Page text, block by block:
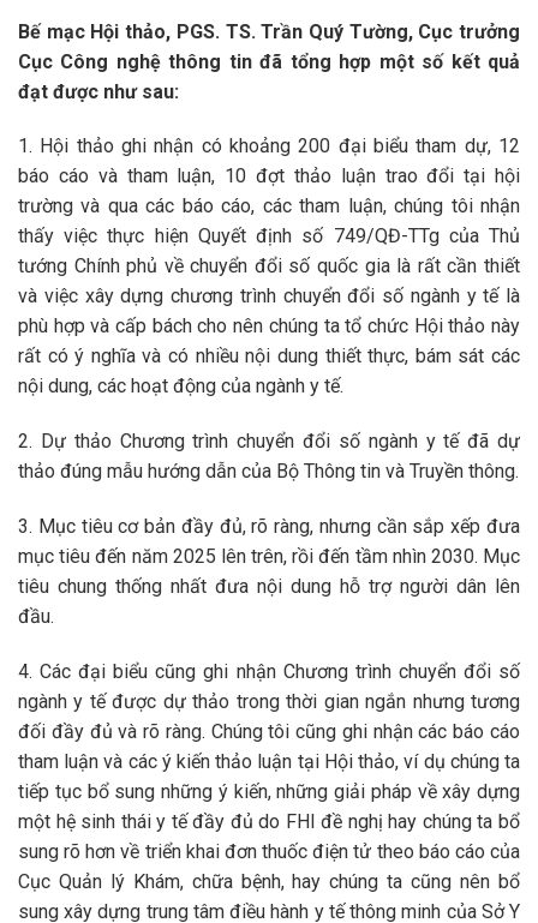
Bế mạc Hội thảo, PGS. TS. Trần Quý Tường, Cục trưởng
Cục Công nghệ thông tin đã tổng hợp một số kết quả
đạt được như sau:
1. Hội thảo ghi nhận có khoảng 200 đại biểu tham dự, 12
báo cáo và tham luận, 10 đợt thảo luận trao đổi tại hội
trường và qua các báo cáo, các tham luận, chúng tôi nhận
thấy việc thực hiện Quyết định số 749/QĐ-TTg của Thủ
tướng Chính phủ về chuyển đổi số quốc gia là rất cần thiết
và việc xây dựng chương trình chuyển đổi số ngành y tế là
phù hợp và cấp bách cho nên chúng ta tổ chức Hội thảo này
rất có ý nghĩa và có nhiều nội dung thiết thực, bám sát các
nội dung, các hoạt động của ngành y tế.
2. Dự thảo Chương trình chuyển đổi số ngành y tế đã dự
thảo đúng mẫu hướng dẫn của Bộ Thông tin và Truyền thông.
3. Mục tiêu cơ bản đầy đủ, rõ ràng, nhưng cần sắp xếp đưa
mục tiêu đến năm 2025 lên trên, rồi đến tầm nhìn 2030. Mục
tiêu chung thống nhất đưa nội dung hỗ trợ người dân lên
đầu.
4. Các đại biểu cũng ghi nhận Chương trình chuyển đổi số
ngành y tế được dự thảo trong thời gian ngắn nhưng tương
đối đầy đủ và rõ ràng. Chúng tôi cũng ghi nhận các báo cáo
tham luận và các ý kiến thảo luận tại Hội thảo, ví dụ chúng ta
tiếp tục bổ sung những ý kiến, những giải pháp về xây dựng
một hệ sinh thái y tế đầy đủ do FHI đề nghị hay chúng ta bổ
sung rõ hơn về triển khai đơn thuốc điện tử theo báo cáo của
Cục Quản lý Khám, chữa bệnh, hay chúng ta cũng nên bổ
sung xây dựng trung tâm điều hành y tế thông minh của Sở Y